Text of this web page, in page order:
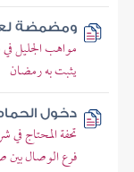
ومضمضة
مواهب الجليل
يثبت به رمضان
دخول
تحفة المحتاج
فرع الوصال